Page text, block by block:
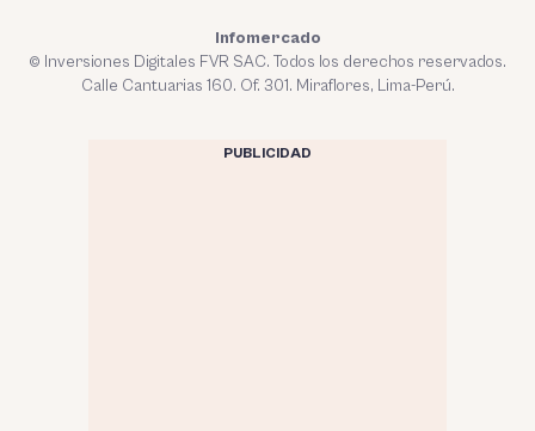
Infomercado
© Inversiones Digitales FVR SAC. Todos los derechos reservados.
Calle Cantuarias 160. Of. 301. Miraflores, Lima-Perú.
PUBLICIDAD